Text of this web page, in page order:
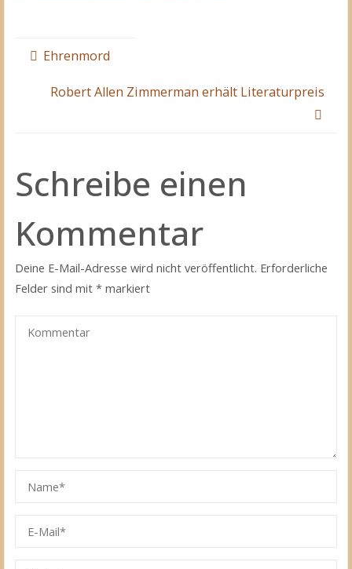
Ehrenmord
Robert Allen Zimmerman erhält Literaturpreis
Schreibe einen
Kommentar
Deine E-Mail-Adresse wird nicht veröffentlicht. Erforderliche
Felder sind mit* markiert